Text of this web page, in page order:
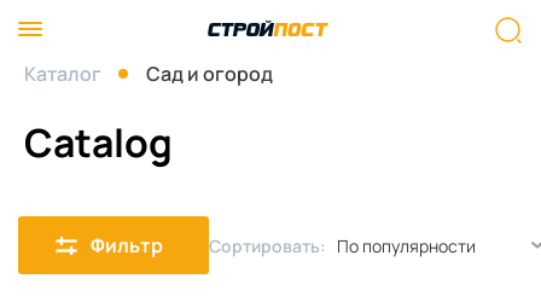
Каталог Сад и огород
Catalog
Фильтр Сортировать: